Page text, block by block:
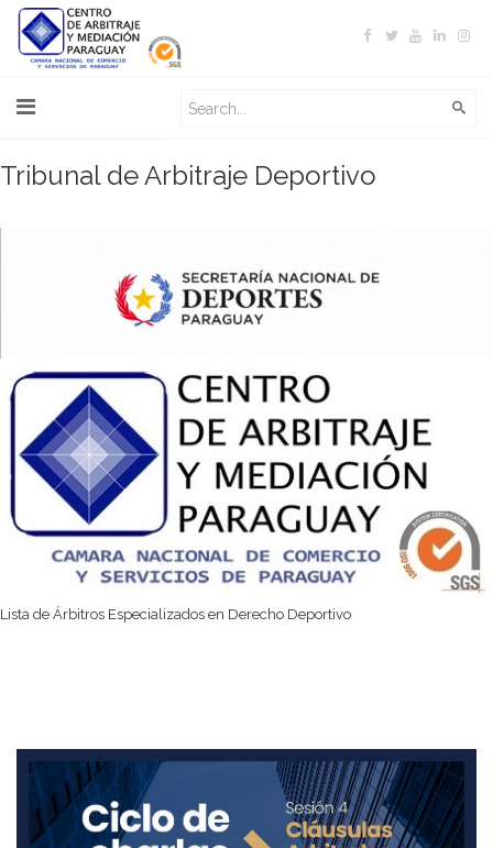
Tribunal de Arbitraje Deportivo
Lista de Árbitros Especializados en Derecho Deportivo